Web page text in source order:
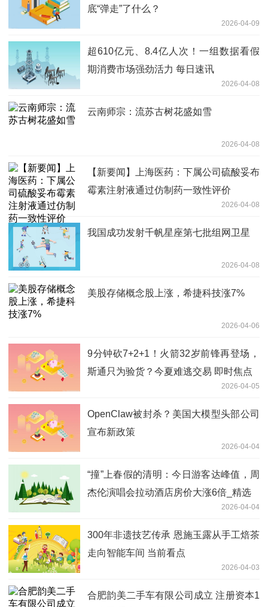
底“弹走”了什么？
2026-04-09
超610亿元、8.4亿人次！一组数据看假
期消费市场强劲活力 每日速讯
2026-04-08
云南师宗：流苏古树花盛如雪
2026-04-08
【新要闻】上海医药：下属公司硫酸妥布
霉素注射液通过仿制药一致性评价
2026-04-08
我国成功发射千帆星座第七批组网卫星
2026-04-08
美股存储概念股上涨，希捷科技涨7%
2026-04-06
9分钟砍7+2+1！火箭32岁前锋再登场，
斯通只为验货？今夏难逃交易 即时焦点
2026-04-05
OpenClaw被封杀？美国大模型头部公司
宣布新政策
2026-04-04
“撞”上春假的清明：今日游客达峰值，周
杰伦演唱会拉动酒店房价大涨6倍_精选
2026-04-04
300年非遗技艺传承 恩施玉露从手工焙茶
走向智能车间 当前看点
2026-04-03
合肥韵美二手车有限公司成立 注册资本1